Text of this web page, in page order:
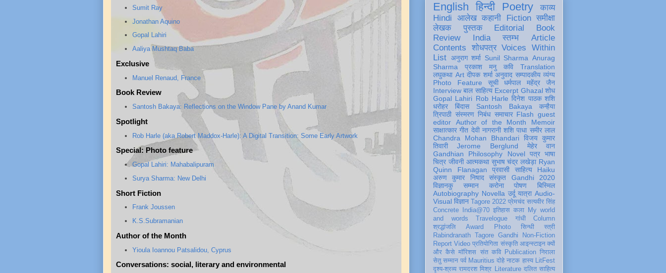
Sumit Ray
Jonathan Aquino
Gopal Lahiri
Aaliya Mushtaq Baba
Exclusive
Manuel Renaud, France
Book Review
Santosh Bakaya: Reflections on the Window Pane by Anand Kumar
Spotlight
Rob Harle (aka Robert Maddox-Harle): A Digital Transition: Some Early Artwork
Special: Photo feature
Gopal Lahiri: Mahabalipuram
Surya Sharma: New Delhi
Short Fiction
Frank Joussen
K.S.Subramanian
Author of the Month
Yioula Ioannou Patsalidou, Cyprus
Conversations: social, literary and environmental
English हिन्दी Poetry
काव्य
Hindi
आलेख कहानी Fiction समीक्षा
लेखक
पुस्तक Editorial
Book
Review
India स्तम्भ
Article
Contents
शोधपत्र Voices Within
List अनुराग शर्मा Sunil Sharma Anurag
Sharma
प्रकाश मनु कवि
Translation
लघुकथा Art दीपक शर्मा अनुवाद सम्पादकीय व्यंग्य
Photo Feature
सूची
धर्मपाल महेंद्र जैन
Interview बाल साहित्य Excerpt Ghazal शोध
Gopal Lahiri Rob Harle दिनेश पाठक शशि
धरोहर
बिंदास Santosh Bakaya
कन्हैया
त्रिपाठी संस्मरण निबंध समाचार Flash guest
editor
Author of the Month
Memoir
साक्षात्कार गीत देवी नागरानी शशि पाधा समीर लाल
Chandra Mohan Bhandari विजय कुमार
तिवारी
Jerome Berglund
मेहेर वान
Gandhian Philosophy
Novel पत्र भाषा
चित्र जीवनी आत्मकथा सुभाष चंद्र लखेड़ा Ryan
Quinn Flanagan
प्रवासी साहित्य
Haiku
अरुण कुमार निषाद
संस्कृत
Gandhi 2020
विज्ञानकु
सम्मान करोना पोषण
बिस्मिल
Autobiography Novella उर्दू यात्रा Audio-
Visual विज्ञान Tagore 2022 प्रेमचंद सत्यवीर सिंह
Concrete
India@70 इतिहास कला
My world
and words
Travelogue गांधी
Column
श्रद्धांजलि
Award Photo सिन्धी
स्त्री
Rabindranath Tagore Gandhi
Non-Fiction
Report Video प्रतियोगिता संस्कृति आइन्स्टाइन क्यों
और कैसे मॉरिशस संत कवि Publication निराला
सेतु सम्मान पर्व Mauritius दोहे नाटक हास्य LitFest
दृश्य-श्रव्य रामदरश मिश्र Literature दलित साहित्य